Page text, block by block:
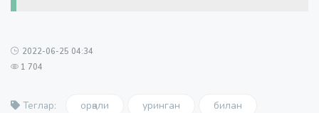
2022-06-25 04:34
1 704
Теглар: орқали уринган билан